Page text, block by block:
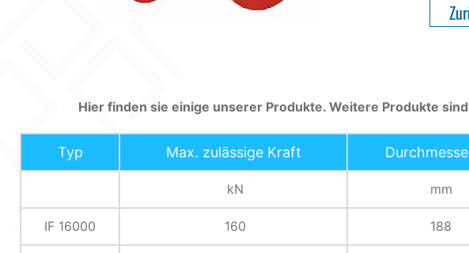
Hier finden sie einige unserer Produkte. Weitere Produkte
Typ Max. zulässige Kraft
kN mm
IF 16000 160 188